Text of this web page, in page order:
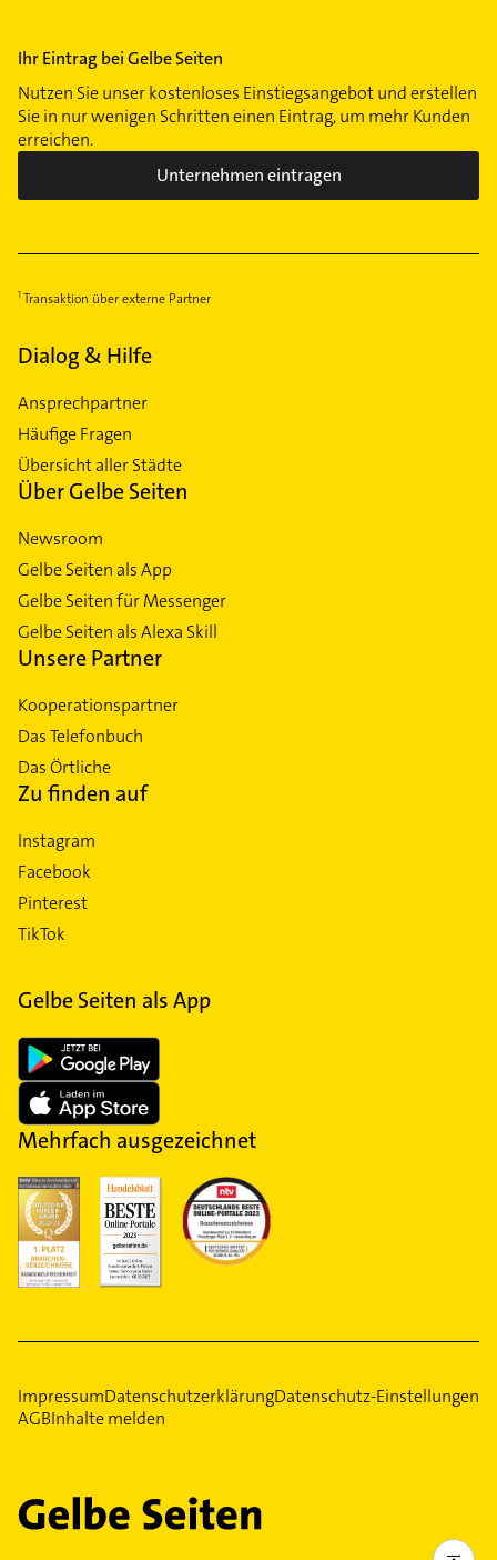
Ihr Eintrag bei Gelbe Seiten
Nutzen Sie unser kostenloses Einstiegsangebot und erstellen
Sie in nur wenigen Schritten einen Eintrag, um mehr Kunden
erreichen.
Unternehmen eintragen
Transaktion über externe Partner
Dialog & Hilfe
Ansprechpartner
Häufige Fragen
Übersicht aller Städte
Über Gelbe Seiten
Newsroom
Gelbe Seiten als App
Gelbe Seiten für Messenger
Gelbe Seiten als Alexa Skill
Unsere Partner
Kooperationspartner
Das Telefonbuch
Das Örtliche
Zu finden auf
Instagram
Facebook
Pinterest
TikTok
Gelbe Seiten als App
Mehrfach ausgezeichnet
ImpressumDatenschutzerklärungDatenschutz-Einstellungen
AGBInhalte melden